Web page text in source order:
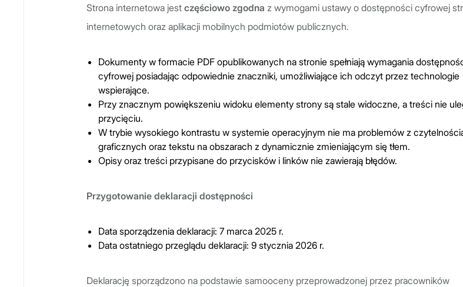
Strona internetowa jest częściowo zgodna z wymogami ustawy o dostępności cyfrowej
internetowych oraz aplikacji mobilnych podmiotów publicznych.
Dokumenty w formacie PDF opublikowanych na stronie spełniają wymagania
cyfrowej posiadając odpowiednie znaczniki, umożliwiające ich odczyt przez technologie
wspierające.
Przy znacznym powiększeniu widoku elementy strony są stale widoczne, a treści nie
przycięciu.
W trybie wysokiego kontrastu w systemie operacyjnym nie ma problemów z
graficznych oraz tekstu na obszarach z dynamicznie zmieniającym się tłem.
Opisy oraz treści przypisane do przycisków i linków nie zawierają błędów.
Przygotowanie deklaracji dostępności
Data sporządzenia deklaracji: 7 marca 2025 r.
Data ostatniego przeglądu deklaracji: 9 stycznia 2026 r.
Deklarację sporządzono na podstawie samooceny przeprowadzonej przez pracowników